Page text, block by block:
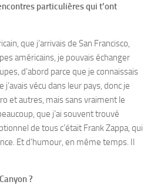
particulières qui t’ont
que j’arrivais de San Francisco,
américains, je pouvais échanger
d’abord parce que je connaissais
vécu dans leur pays, donc je
et autres, mais sans vraiment le
que j’ai souvent trouvé
de tous c’était Frank Zappa, qui
Et d’humour, en même temps. Il
?